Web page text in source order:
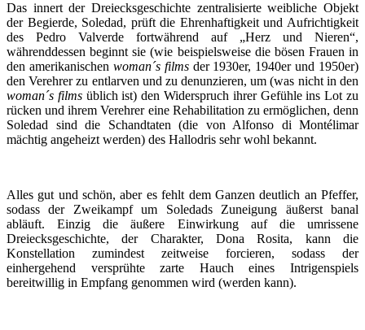
Das innert der Dreiecksgeschichte zentralisierte weibliche Objekt
der Begierde, Soledad, prüft die Ehrenhaftigkeit und Aufrichtigkeit
des Pedro Valverde fortwährend auf „Herz und Nieren“,
währenddessen beginnt sie (wie beispielsweise die bösen Frauen in
den amerikanischen woman´s filmsder 1930er, 1940er und 1950er)
den Verehrer zu entlarven und zu denunzieren, um (was nicht in den
woman´s filmsüblich ist) den Widerspruch ihrer Gefühle ins Lot zu
rücken und ihrem Verehrer eine Rehabilitation zu ermöglichen, denn
Soledad sind die Schandtaten (die von Alfonso di Montélimar
mächtig angeheizt werden) des Hallodris sehr wohl bekannt.
Alles gut und schön, aber es fehlt dem Ganzen deutlich an Pfeffer,
sodass der Zweikampf um Soledads Zuneigung äußerst banal
abläuft. Einzig die äußere Einwirkung auf die umrissene
Dreiecksgeschichte, der Charakter, Dona Rosita, kann die
Konstellation zumindest zeitweise forcieren, sodass der
einhergehend versprühte zarte Hauch eines Intrigenspiels
bereitwillig in Empfang genommen wird (werden kann).